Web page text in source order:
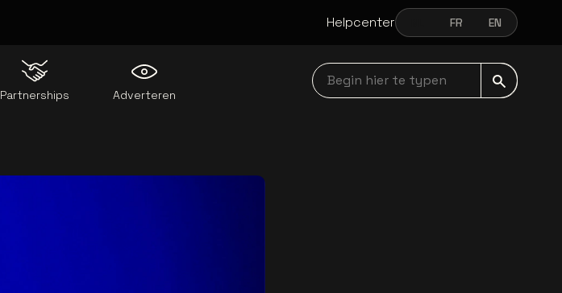
Helpcenter NEDERLANDSFRANÇAIS
FR ENGLISH
EN
Partnerships Adverteren
Begin hier te typen navbar